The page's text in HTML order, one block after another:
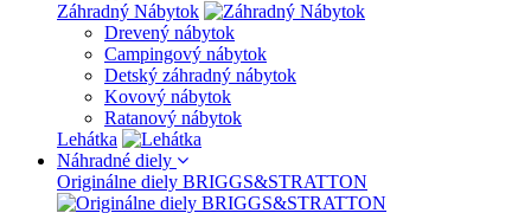
Záhradný Nábytok
Drevený nábytok
Campingový nábytok
Detský záhradný nábytok
Kovový nábytok
Ratanový nábytok
Lehátka
Náhradné diely
Originálne diely BRIGGS&STRATTON